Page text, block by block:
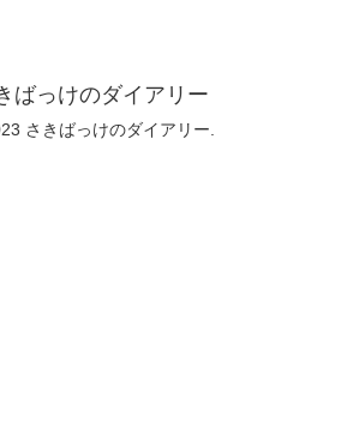
ばっけのダイアリー
さきばっけのダイアリー.